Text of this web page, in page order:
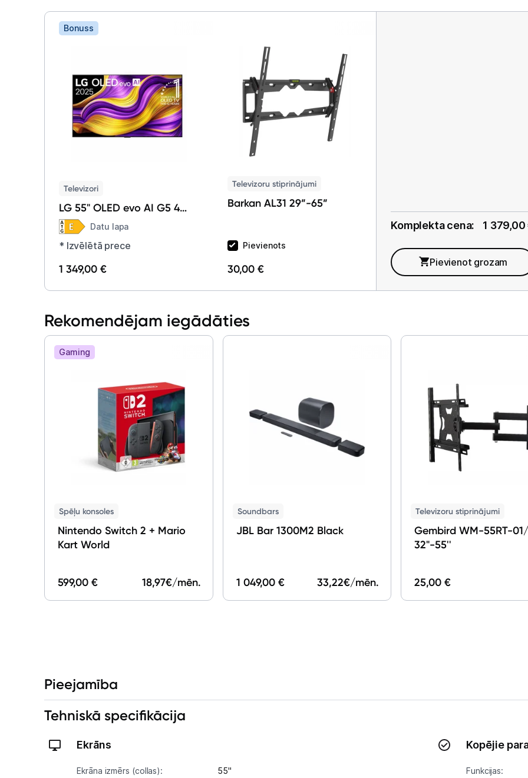
Bonuss
Televizori
LG 55" OLED evo AI G5 4K
OLED55G51LW
Datu lapa
* Izvēlētā prece
1 349,00 €
Televizoru stiprinājumi
Barkan AL31 29”-65”
Pievienots
30,00 €
Komplekta cena: 1 379,00
Pievienot grozam
Rekomendējam iegādāties
Gaming
Spēļu konsoles
Nintendo Switch 2 + Mario
Kart World
599,00 € 18,97€/mēn.
Soundbars
JBL Bar 1300M2 Black
1 049,00 € 33,22€/mēn.
Televizoru stiprinājumi
Gembird WM-55RT-
32"-55''
25,00 €
Pieejamība
Tehniskā specifikācija
Ekrāns
Ekrāna izmērs (collas): 55"
Kopējie
Funkcijas: